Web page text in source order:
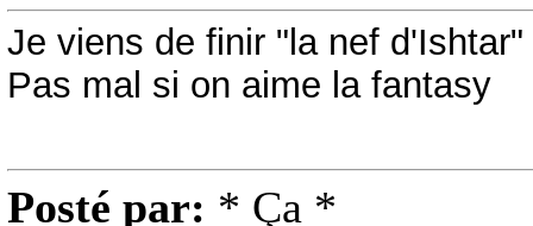
Je viens de finir "la nef
Pas mal si on aime la fantasy
Posté par: * Ça *